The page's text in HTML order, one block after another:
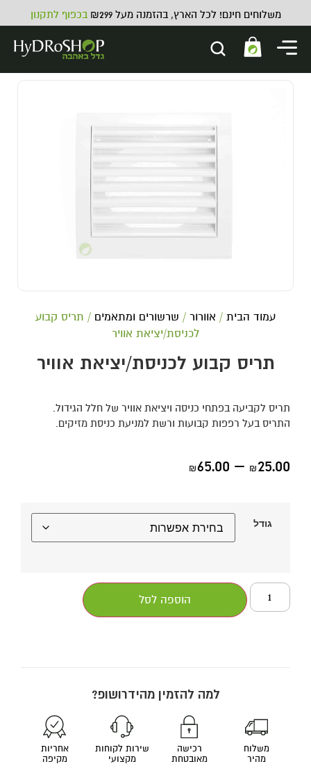
משלוחים חינם! לכל הארץ, בהזמנה מעל ₪299 בכפוף לתקנון
עמוד הבית / אוורור / שרשורים ומתאמים / תריס קבוע
לכניסת/יציאת אוויר
תריס קבוע לכניסת/יציאת אוויר
תריס לקביעה בפתחי כניסה ויציאת אוויר של חלל הגידול.
התריס בעל רפפות קבועות ורשת למניעת כניסת מזיקים.
₪25.00
–
₪65.00
גודל
הוספה לסל
למה להזמין מהידרושופ?
משלוח
מהיר
רכישה
מאובטחת
שירות לקוחות
מקצועי
אחריות
מקיפה